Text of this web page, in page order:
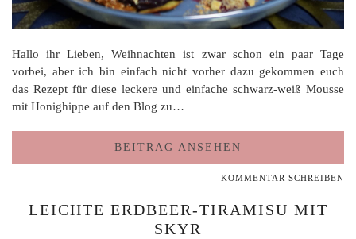
Hallo ihr Lieben, Weihnachten ist zwar schon ein paar Tage
vorbei, aber ich bin einfach nicht vorher dazu gekommen euch
das Rezept für diese leckere und einfache schwarz-weiß Mousse
mit Honighippe auf den Blog zu…
BEITRAG ANSEHEN
KOMMENTAR SCHREIBEN
LEICHTE ERDBEER-TIRAMISU MIT
SKYR